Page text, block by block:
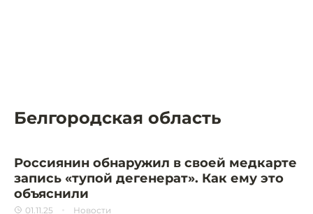
Белгородская область
Россиянин обнаружил в своей медкарте
запись «тупой дегенерат». Как ему это
объяснили
01.11.25 Новости